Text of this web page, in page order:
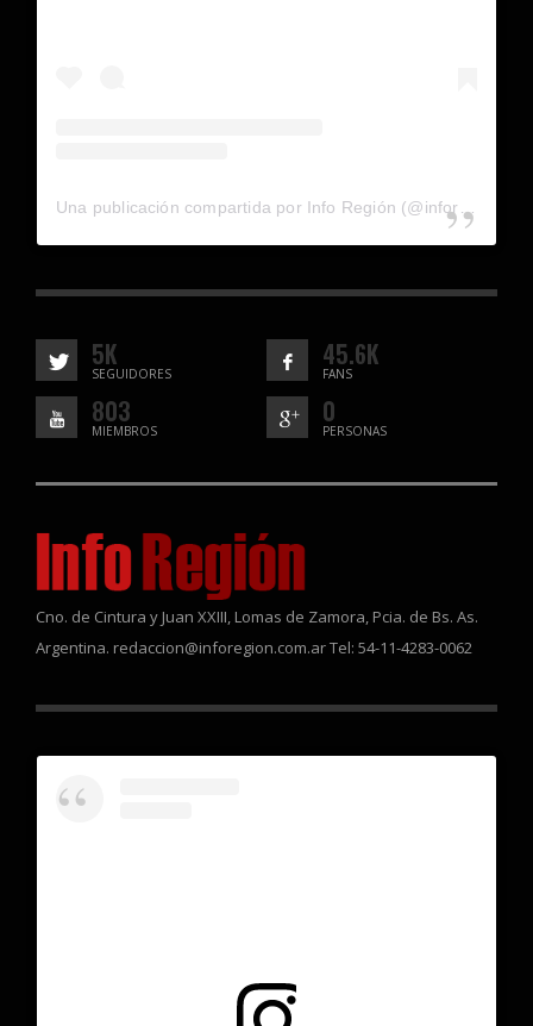
5K
SEGUIDORES
45.6K
FANS
803
MIEMBROS
0
PERSONAS
Cno. de Cintura y Juan XXIII, Lomas de Zamora, Pcia. de Bs. As.
Argentina. redaccion@inforegion.com.ar Tel: 54-11-4283-0062